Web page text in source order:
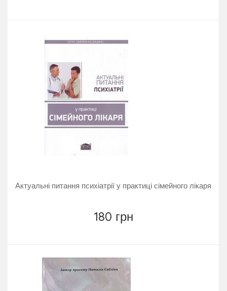
Актуальні питання психіатрії у практиці сімейного лікаря
180 грн